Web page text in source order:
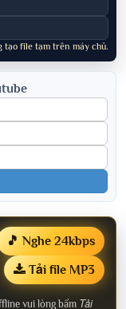
tạo file tạm trên máy chủ.
🎵 Nghe 24kbps
Tải file MP3
vui lòng bấm Tải